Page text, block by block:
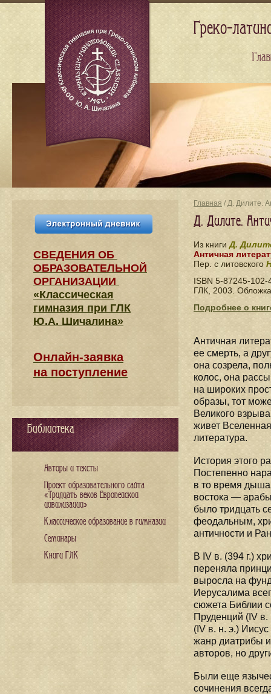
Главная / Д. Дилите.
Д. Дилите.
Из книги Д.
Античная
Пер. с литовского
ISBN 5-87245-102-
ГЛК, 2003.
Подробнее о
Античная
ее смерть, а
она созрела,
колос, она
на широких
образы, тот
Великого
живет
литература.
История этого
Постепенно
в то время
востока —
было тридцать
феодальным,
античности и
В IV в. (394 г.)
переняла
выросла на
Иерусалима
сюжета Библии
Пруденций (IV в.
(IV в. н. э.)
жанр диатрибы и
авторов, но
Были еще
сочинения
СВЕДЕНИЯ​ ОБ
ОБРАЗОВАТЕЛЬНОЙ
ОРГАНИЗАЦИИ
«Классическая
гимназия при ГЛК
Ю.А. Шичалина»
Онлайн-заявка
на поступление
Библиотека
Авторы и тексты
Проект образовательного сайта
«Тридцать веков Европейской
цивилизации»
Классическое образование в гимназии
Семинары
Книги ГЛК
Греко-